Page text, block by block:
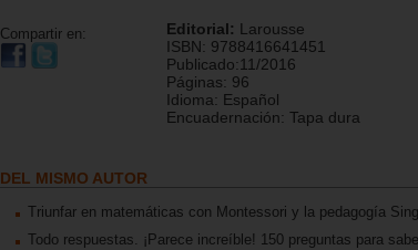
Compartir en: Editorial: Larousse
ISBN: 9788416641451
Publicado:11/2016
Páginas: 96
Idioma: Español
Encuadernación: Tapa dura
DEL MISMO AUTOR
Triunfar en matemáticas con Montessori y la pedagogía
Todo respuestas. ¡Parece increíble! 150 preguntas para